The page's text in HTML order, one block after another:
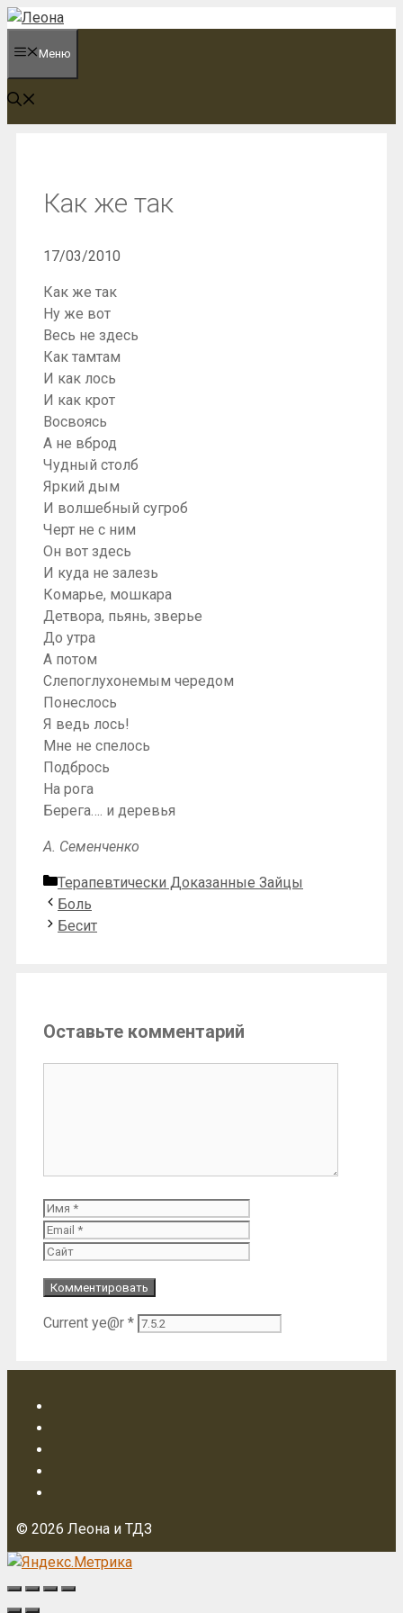
Перейти
содержимому
Меню
Как же так
17/03/2010
Как же так
Ну же вот
Весь не здесь
Как тамтам
И как лось
И как крот
Восвоясь
А не вброд
Чудный столб
Яркий дым
И волшебный сугроб
Черт не с ним
Он вот здесь
И куда не залезь
Комарье, мошкара
Детвора, пьянь, зверье
До утра
А потом
Слепоглухонемым чередом
Понеслось
Я ведь лось!
Мне не спелось
Подбрось
На рога
Берега…. и деревья
А. Семенченко
Рубрики
Терапевтически Доказанные Зайцы
Боль
Бесит
Оставьте комментарий
Имя
Current ye@r *
© 2026 Леона и ТДЗ